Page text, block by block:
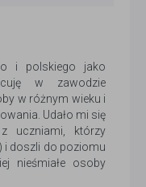
i polskiego jako
w zawodzie
w różnym wieku i
Udało mi się
z uczniami, którzy
i doszli do poziomu
nieśmiałe osoby